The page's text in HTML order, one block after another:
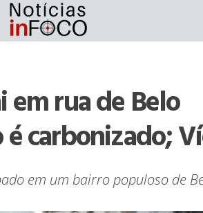
em rua de Belo
carbonizado;
em um bairro populoso de